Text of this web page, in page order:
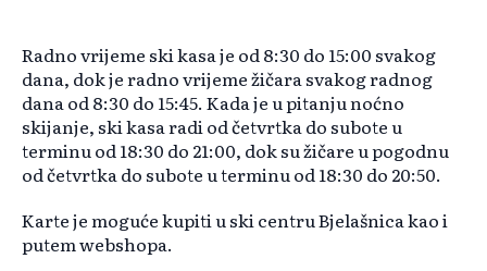
Radno vrijeme ski kasa je od 8:30 do 15:00 svakog
dana, dok je radno vrijeme žičara svakog radnog
dana od 8:30 do 15:45. Kada je u pitanju noćno
skijanje, ski kasa radi od četvrtka do subote u
terminu od 18:30 do 21:00, dok su žičare u pogodnu
od četvrtka do subote u terminu od 18:30 do 20:50.
Karte je moguće kupiti u ski centru Bjelašnica kao i
putem webshopa.